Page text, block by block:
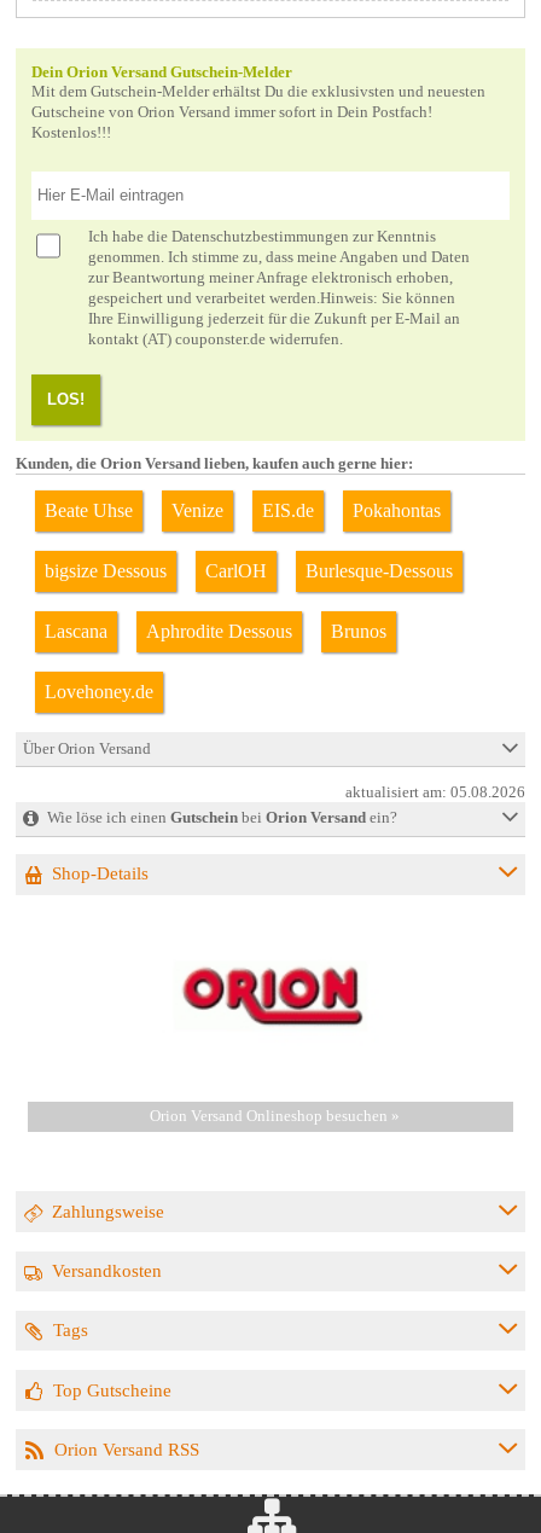
Dein Orion Versand Gutschein-Melder
Mit dem Gutschein-Melder erhältst Du die exklusivsten und neuesten
Gutscheine von Orion Versand immer sofort in Dein Postfach!
Kostenlos!!!
Ich habe die Datenschutzbestimmungen zur Kenntnis
genommen. Ich stimme zu, dass meine Angaben und Daten
zur Beantwortung meiner Anfrage elektronisch erhoben,
gespeichert und verarbeitet werden.Hinweis: Sie können
Ihre Einwilligung jederzeit für die Zukunft per E-Mail an
kontakt (AT) couponster.de widerrufen.
LOS!
Kunden, die Orion Versand lieben, kaufen auch gerne hier:
Beate Uhse Venize EIS.de Pokahontas
bigsize Dessous CarlOH Burlesque-Dessous
Lascana Aphrodite Dessous Brunos
Lovehoney.de
Über Orion Versand
aktualisiert am:05.08.2026
Wie löse ich einen Gutscheinbei Orion Versandein?
Shop-Details
Orion Versand Onlineshop besuchen »
Zahlungsweise
Versandkosten
Tags
Top Gutscheine
Orion Versand RSS